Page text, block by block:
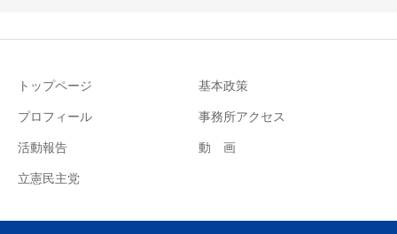
トップページ
基本政策
プロフィール
事務所アクセス
活動報告
動 画
立憲民主党